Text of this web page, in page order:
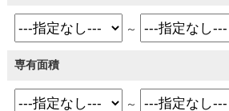
～
専有面積
～